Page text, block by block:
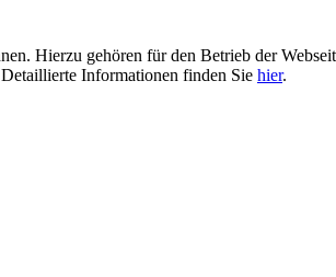
Hierzu gehören für den Betrieb der
Informationen finden Sie hier.